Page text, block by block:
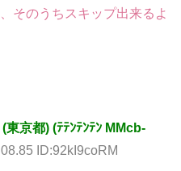
そのうちスキップ出来るよ
京都) (ﾃﾃﾝﾃﾝﾃﾝ MMcb-
ID:92kI9coRM